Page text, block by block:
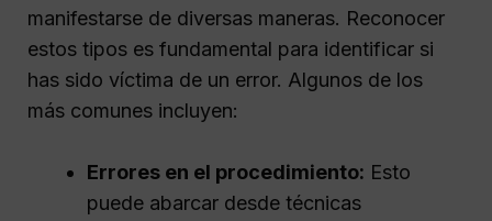
manifestarse de diversas maneras. Reconocer
estos tipos es fundamental para identificar si
has sido víctima de un error. Algunos de los
más comunes incluyen:
Errores en el procedimiento: Esto
puede abarcar desde técnicas